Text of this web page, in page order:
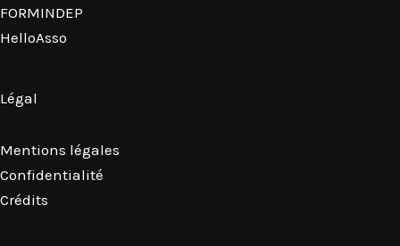
FORMINDEP
HelloAsso
Légal
Mentions légales
Confidentialité
Crédits